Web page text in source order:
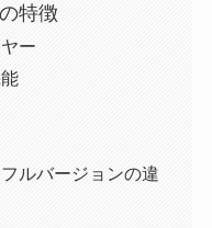
特徴
ー
ルバージョンの違